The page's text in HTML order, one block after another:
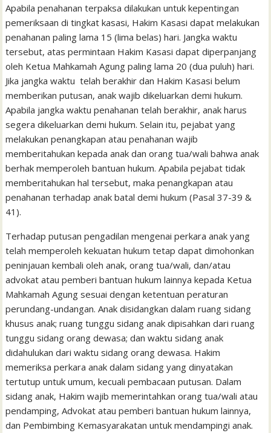
Apabila penahanan terpaksa dilakukan untuk kepentingan
pemeriksaan di tingkat kasasi, Hakim Kasasi dapat melakukan
penahanan paling lama 15 (lima belas) hari. Jangka waktu
tersebut, atas permintaan Hakim Kasasi dapat diperpanjang
oleh Ketua Mahkamah Agung paling lama 20 (dua puluh) hari.
Jika jangka waktu telah berakhir dan Hakim Kasasi belum
memberikan putusan, anak wajib dikeluarkan demi hukum.
Apabila jangka waktu penahanan telah berakhir, anak harus
segera dikeluarkan demi hukum. Selain itu, pejabat yang
melakukan penangkapan atau penahanan wajib
memberitahukan kepada anak dan orang tua/wali bahwa anak
berhak memperoleh bantuan hukum. Apabila pejabat tidak
memberitahukan hal tersebut, maka penangkapan atau
penahanan terhadap anak batal demi hukum (Pasal 37-39 &
41).
Terhadap putusan pengadilan mengenai perkara anak yang
telah memperoleh kekuatan hukum tetap dapat dimohonkan
peninjauan kembali oleh anak, orang tua/wali, dan/atau
advokat atau pemberi bantuan hukum lainnya kepada Ketua
Mahkamah Agung sesuai dengan ketentuan peraturan
perundang-undangan. Anak disidangkan dalam ruang sidang
khusus anak; ruang tunggu sidang anak dipisahkan dari ruang
tunggu sidang orang dewasa; dan waktu sidang anak
didahulukan dari waktu sidang orang dewasa. Hakim
memeriksa perkara anak dalam sidang yang dinyatakan
tertutup untuk umum, kecuali pembacaan putusan. Dalam
sidang anak, Hakim wajib memerintahkan orang tua/wali atau
pendamping, Advokat atau pemberi bantuan hukum lainnya,
dan Pembimbing Kemasyarakatan untuk mendampingi anak.